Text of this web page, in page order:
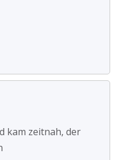
kam zeitnah, der